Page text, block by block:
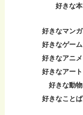
好きな本
好きなマンガ
好きなゲーム
好きなアニメ
好きなアート
好きな動物
好きなことば